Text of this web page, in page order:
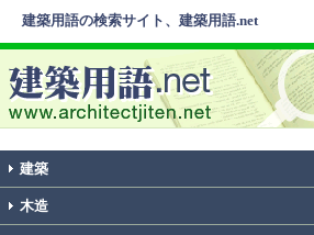
建築用語の検索サイト、建築用語.net
建築
木造